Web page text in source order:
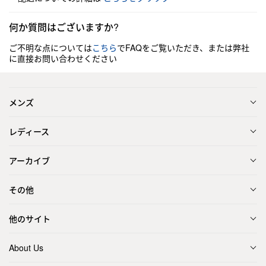
何か質問はございますか?
ご不明な点についてはこちらでFAQをご覧いただき、または弊社
に直接お問い合わせください
メンズ
レディース
アーカイブ
その他
他のサイト
About Us